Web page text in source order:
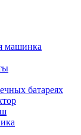
машинка
батареях